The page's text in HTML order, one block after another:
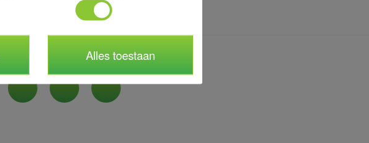
op social mediaAlles toestaan